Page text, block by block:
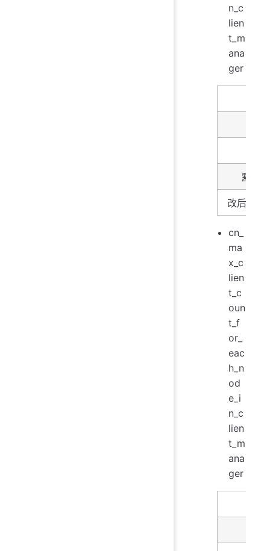
n_c
lien
t_m
ana
ger
默认值
改后生效
cn_
ma
x_c
lien
t_c
oun
t_f
or_
eac
h_n
od
e_i
n_c
lien
t_m
ana
ger